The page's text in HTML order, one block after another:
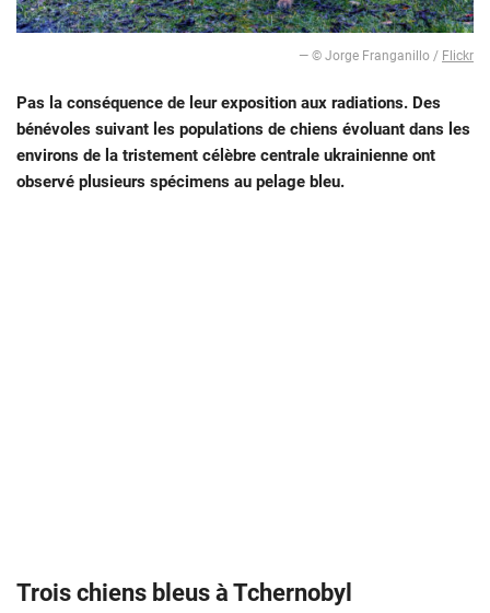
— © Jorge Franganillo / Flickr
Pas la conséquence de leur exposition aux radiations. Des
bénévoles suivant les populations de chiens évoluant dans les
environs de la tristement célèbre centrale ukrainienne ont
observé plusieurs spécimens au pelage bleu.
Trois chiens bleus à Tchernobyl